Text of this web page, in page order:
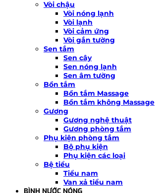
Vòi chậu
Vòi nóng lạnh
Vòi lạnh
Vòi cảm ứng
Vòi gắn tường
Sen tắm
Sen cây
Sen nóng lạnh
Sen âm tường
Bồn tắm
Bồn tắm Massage
Bồn tắm không Massage
Gương
Gương nghệ thuật
Gương phòng tắm
Phụ kiện phòng tắm
Bộ phụ kiện
Phụ kiện các loại
Bệ tiểu
Tiểu nam
Van xả tiểu nam